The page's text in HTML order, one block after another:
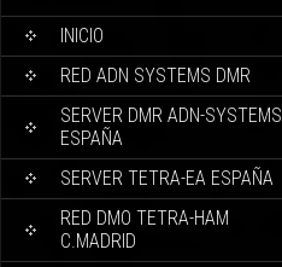
INICIO
RED ADN SYSTEMS DMR
SERVER DMR ADN-SYSTEMS
ESPAÑA
SERVER TETRA-EA ESPAÑA
RED DMO TETRA-HAM
C.MADRID